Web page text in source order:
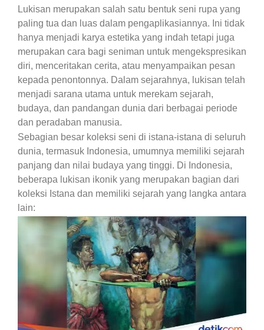
Lukisan merupakan salah satu bentuk seni rupa yang
paling tua dan luas dalam pengaplikasiannya. Ini tidak
hanya menjadi karya estetika yang indah tetapi juga
merupakan cara bagi seniman untuk mengekspresikan
diri, menceritakan cerita, atau menyampaikan pesan
kepada penontonnya. Dalam sejarahnya, lukisan telah
menjadi sarana utama untuk merekam sejarah,
budaya, dan pandangan dunia dari berbagai periode
dan peradaban manusia.
Sebagian besar koleksi seni di istana-istana di seluruh
dunia, termasuk Indonesia, umumnya memiliki sejarah
panjang dan nilai budaya yang tinggi. Di Indonesia,
beberapa lukisan ikonik yang merupakan bagian dari
koleksi Istana dan memiliki sejarah yang langka antara
lain: